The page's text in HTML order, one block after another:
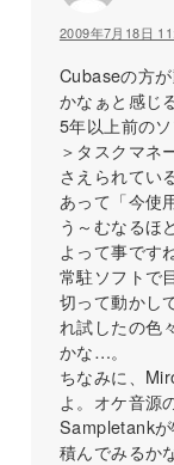
2009年7月18日
Cubaseの方
かなぁと感じ
5年以上前の
＞タスクマネ
さえられてい
あって「今使
う～むなるほ
よって事です
常駐ソフトで
切って動かし
れ試したの色
かな…。
ちなみに、
よ。オケ音源
Sampletank
積んでみるか